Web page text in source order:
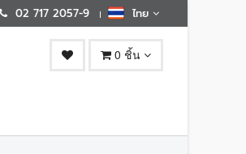
02 717 2057-9 ไทย
0 ชิ้น